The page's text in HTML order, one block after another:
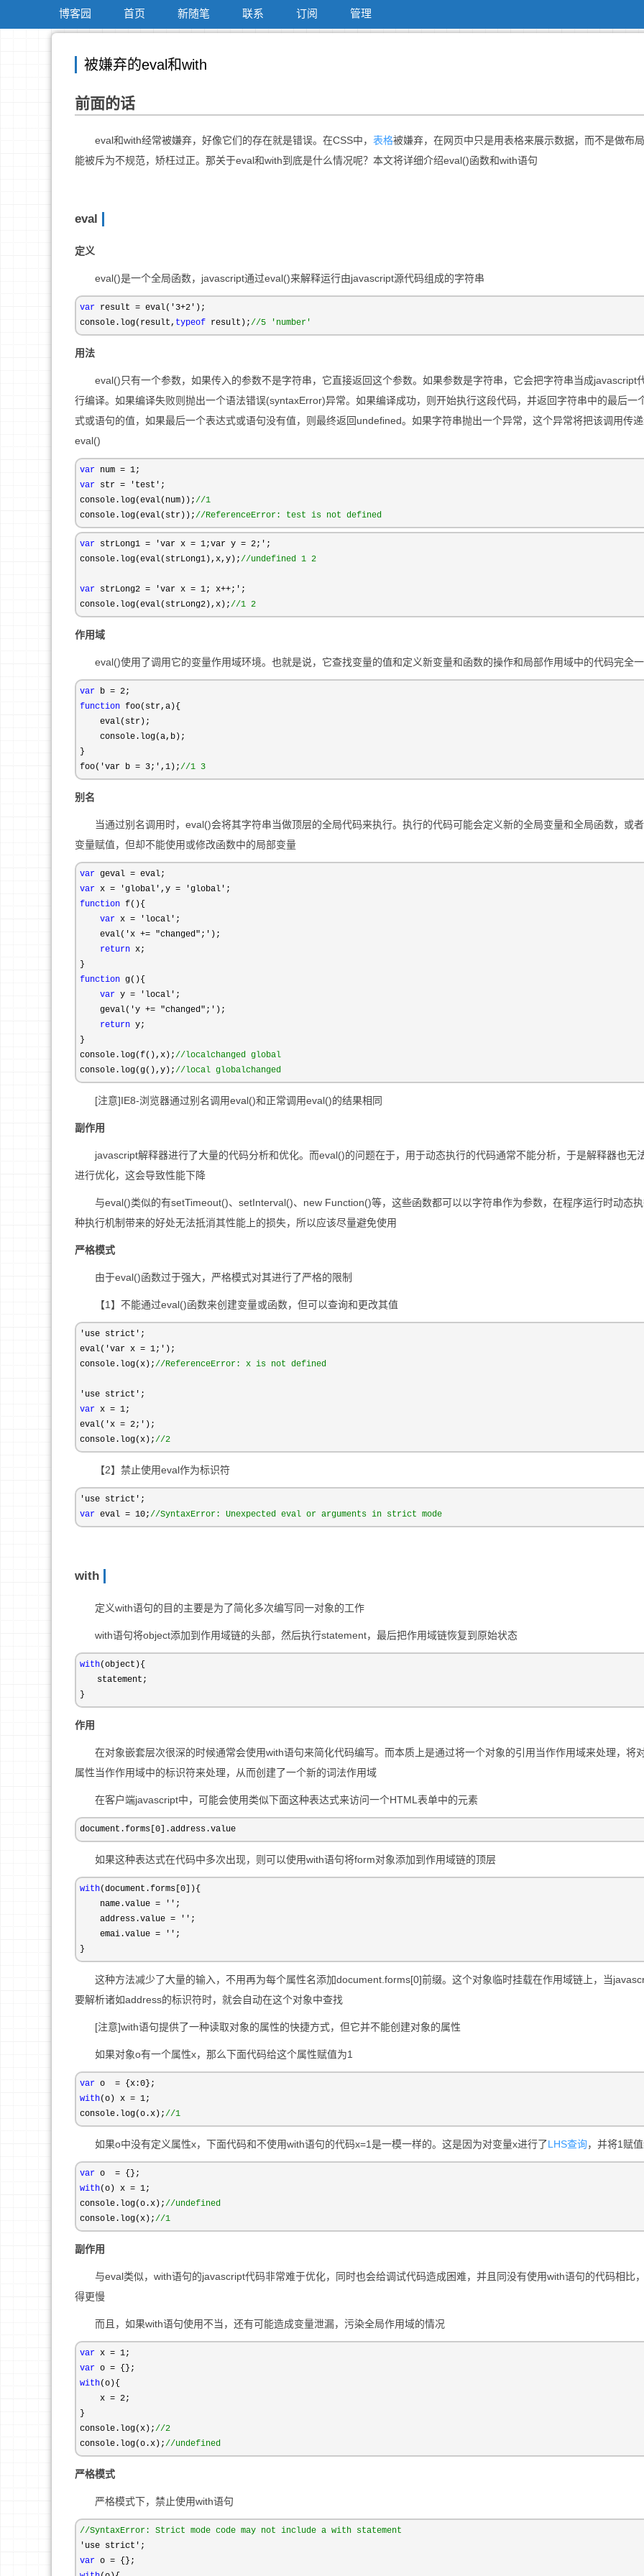
博客园 首页 新随笔 联系 订阅 管理
被嫌弃的eval和with
前面的话
eval和with经常被嫌弃，好像它们的存在就是错误。在CSS中， 表格被嫌弃，在网页中只是用表格来展示数据，而不是做布
能被斥为不规范，矫枉过正。那关于eval和with到底是什么情况呢？本文将详细介绍eval()函数和with语句
eval
定义
eval()是一个全局函数，javascript通过eval()来解释运行由javascript源代码组成的字符串
var result = eval('3+2' );
console.log(result, typeof result);//5 'number'
用法
eval()只有一个参数，如果传入的参数不是字符串，它直接返回这个参数。如果参数是字符串，它会把字符串当成javascript
行编译。如果编译失败则抛出一个语法错误(syntaxError)异常。如果编译成功，则开始执行这段代码，并返回字符串中的最后一
式或语句的值，如果最后一个表达式或语句没有值，则最终返回undefined。如果字符串抛出一个异常，这个异常将把该调用传
eval()
var num = 1
var str = 'test' ;
console.log(eval(num));//1
console.log(eval(str));//ReferenceError: test is not defined
var strLong1 = 'var x = 1;var y = 2;' ;
console.log(eval(strLong1),x,y);//undefined 1 2
var strLong2 = 'var x = 1; x++;' ;
console.log(eval(strLong2),x);//1 2
作用域
eval()使用了调用它的变量作用域环境。也就是说，它查找变量的值和定义新变量和函数的操作和局部作用域中的代码完全
var b = 2
function foo(str,a){
    eval(str);
    console.log(a,b);
}
foo( 'var b = 3;',1);//1 3
别名
当通过别名调用时，eval()会将其字符串当做顶层的全局代码来执行。执行的代码可能会定义新的全局变量和全局函数，或
变量赋值，但却不能使用或修改函数中的局部变量
var geval =
var x = 'global',y = 'global'
function f(){
var x = 'local' ;
    eval(
'x += "changed";' );
return x;
function g(){
var y = 'local' ;
    geval(
'y += "changed";' );
return y;
}
console.log(f(),x);// localchanged global
console.log(g(),y);// local globalchanged
[注意]IE8-浏览器通过别名调用eval()和正常调用eval()的结果相同
副作用
javascript解释器进行了大量的代码分析和优化。而eval()的问题在于，用于动态执行的代码通常不能分析，于是解释器也无
进行优化，这会导致性能下降
与eval()类似的有setTimeout()、setInterval()、new Function()等，这些函数都可以以字符串作为参数，在程序运行时动态
种执行机制带来的好处无法抵消其性能上的损失，所以应该尽量避免使用
严格模式
由于eval()函数过于强大，严格模式对其进行了严格的限制
【1】不能通过eval()函数来创建变量或函数，但可以查询和更改其值
'use strict' ;
eval( 'var x = 1;' );
console.log(x);//ReferenceError: x is not defined
'use strict'
var x = 1;
eval( 'x = 2;' );
console.log(x);//2
【2】禁止使用eval作为标识符
'use strict'
var eval = 10;//SyntaxError: Unexpected eval or arguments in strict mode
with
定义with语句的目的主要是为了简化多次编写同一对象的工作
with语句将object添加到作用域链的头部，然后执行statement，最后把作用域链恢复到原始状态
with(object){
statement;
}
作用
在对象嵌套层次很深的时候通常会使用with语句来简化代码编写。而本质上是通过将一个对象的引用当作作用域来处理，将
属性当作作用域中的标识符来处理，从而创建了一个新的词法作用域
在客户端javascript中，可能会使用类似下面这种表达式来访问一个HTML表单中的元素
document.forms[0].address.value
如果这种表达式在代码中多次出现，则可以使用with语句将form对象添加到作用域链的顶层
with(document.forms[0 ]){
    name.value
= '' ;
    address.value
= '' ;
    emai.value
= '' ;
}
这种方法减少了大量的输入，不用再为每个属性名添加document.forms[0]前缀。这个对象临时挂载在作用域链上，当
要解析诸如address的标识符时，就会自动在这个对象中查找
[注意]with语句提供了一种读取对象的属性的快捷方式，但它并不能创建对象的属性
如果对象o有一个属性x，那么下面代码给这个属性赋值为1
var o  = {x:0
with(o) x = 1;
console.log(o.x);//1
如果o中没有定义属性x，下面代码和不使用with语句的代码x=1是一模一样的。这是因为对变量x进行了LHS查询，并将1赋
var o  =
with(o) x = 1;
console.log(o.x);//undefined
console.log(x);//1
副作用
与eval类似，with语句的javascript代码非常难于优化，同时也会给调试代码造成困难，并且同没有使用with语句的代码相比
得更慢
而且，如果with语句使用不当，还有可能造成变量泄漏，污染全局作用域的情况
var x = 1
var o =
with(o){
    x
= 2;
}
console.log(x);//2
console.log(o.x);//undefined
严格模式
严格模式下，禁止使用with语句
//SyntaxError: Strict mode code may not include a with statement
'use strict'
var o =